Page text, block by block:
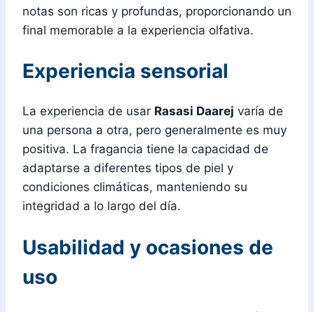
notas son ricas y profundas, proporcionando un
final memorable a la experiencia olfativa.
Experiencia sensorial
La experiencia de usar Rasasi Daarej varía de
una persona a otra, pero generalmente es muy
positiva. La fragancia tiene la capacidad de
adaptarse a diferentes tipos de piel y
condiciones climáticas, manteniendo su
integridad a lo largo del día.
Usabilidad y ocasiones de
uso